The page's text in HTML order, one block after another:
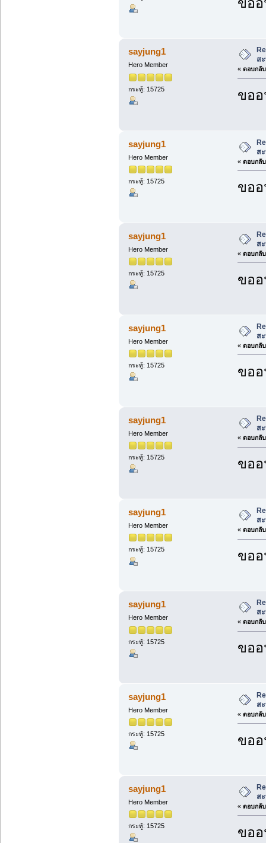
sayjung1
Hero Member
กระทู้: 15725
ส
« ตอบกลั
ขอ
sayjung1
Hero Member
กระทู้: 15725
ส
« ตอบกลั
ขอ
sayjung1
Hero Member
กระทู้: 15725
ส
« ตอบกลั
ขอ
sayjung1
Hero Member
กระทู้: 15725
ส
« ตอบกลั
ขอ
sayjung1
Hero Member
กระทู้: 15725
ส
« ตอบกลั
ขอ
sayjung1
Hero Member
กระทู้: 15725
ส
« ตอบกลั
ขอ
sayjung1
Hero Member
กระทู้: 15725
ส
« ตอบกลั
ขอ
sayjung1
Hero Member
กระทู้: 15725
ส
« ตอบกลั
ขอ
sayjung1
Hero Member
กระทู้: 15725
ส
« ตอบกลั
ขอ